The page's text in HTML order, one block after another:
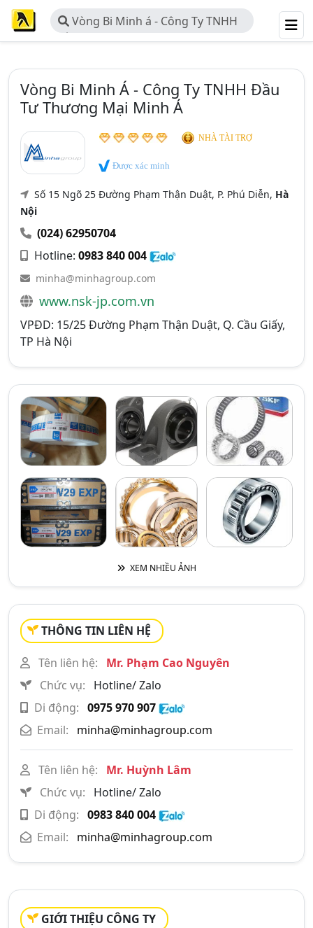
Vòng Bi Minh á - Công Ty TNHH
Đầu Tư Thương Mại Minh á
Vòng Bi Minh Á - Công Ty TNHH Đầu
Tư Thương Mại Minh Á
NHÀ TÀI TRỢ
Được xác minh
Số 15 Ngõ 25 Đường Phạm Thận Duật, P. Phú Diễn, Hà
Nội
(024) 62950704
Hotline: 0983 840 004
minha@minhagroup.com
www.nsk-jp.com.vn
VPĐD: 15/25 Đường Phạm Thận Duật, Q. Cầu Giấy,
TP Hà Nội
XEM NHIỀU ẢNH
THÔNG TIN LIÊN HỆ
Tên liên hệ:
Mr. Phạm Cao Nguyên
Chức vụ:
Hotline/ Zalo
Di động: 0975 970 907
Email:
minha@minhagroup.com
Tên liên hệ:
Mr. Huỳnh Lâm
Chức vụ:
Hotline/ Zalo
Di động: 0983 840 004
Email:
minha@minhagroup.com
GIỚI THIỆU CÔNG TY